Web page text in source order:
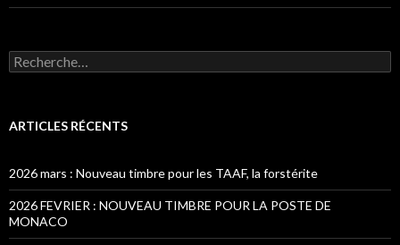
Recherche pour :
ARTICLES RÉCENTS
2026 mars : Nouveau timbre pour les TAAF, la forstérite
2026 FEVRIER : NOUVEAU TIMBRE POUR LA POSTE DE
MONACO